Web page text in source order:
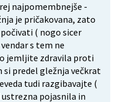
najpomembnejše -
je pričakovana, zato
( nogo sicer
s tem ne
jemljite zdravila proti
si predel gležnja večkrat
tudi razgibavajte (
pojasnila in